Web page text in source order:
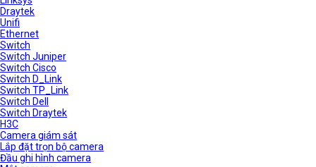
Draytek
Unifi
Ethernet
Switch
Switch Juniper
Switch Cisco
Switch D_Link
Switch TP_Link
Switch Dell
Switch Draytek
H3C
Camera giám sát
Lắp đặt trọn bộ camera
Đầu ghi hình camera